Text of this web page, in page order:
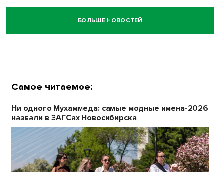
Честный выбор: видеонаблюдение обеспечит
объективность результатов ЕДГ в Новосибирской
БОЛЬШЕ НОВОСТЕЙ
Самое читаемое:
Ни одного Мухаммеда: самые модные имена-2026
назвали в ЗАГСах Новосибирска